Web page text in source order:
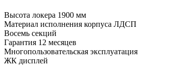
Высота локера 1900 мм
Материал исполнения корпуса ЛДСП
Восемь секций
Гарантия 12 месяцев
Многопользовательская эксплуатация
ЖК дисплей